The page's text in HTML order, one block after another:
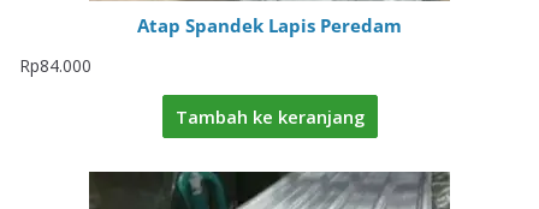
Atap Spandek Lapis Peredam
Rp84.000
Tambah ke keranjang